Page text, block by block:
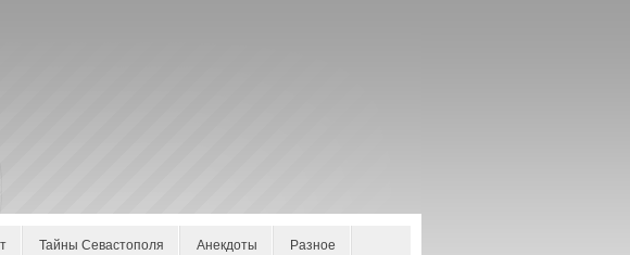
Тайны Севастополя Анекдоты Разное